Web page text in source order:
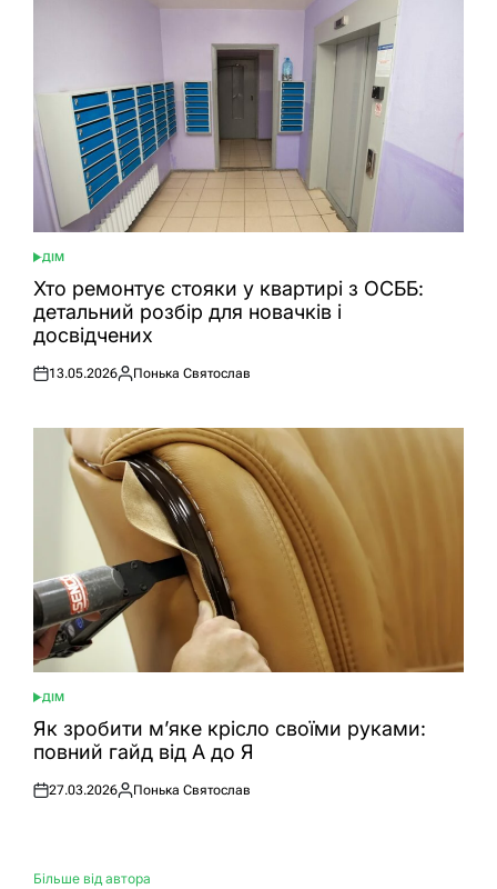
ОПУБЛІКУВАТИ
У
ДІМ
Хто ремонтує стояки у квартирі з ОСББ:
детальний розбір для новачків і
досвідчених
Оприлюднено
13.05.2026
Опубліковано
Понька Святослав
ОПУБЛІКУВАТИ
У
ДІМ
Як зробити м’яке крісло своїми руками:
повний гайд від А до Я
Оприлюднено
27.03.2026
Опубліковано
Понька Святослав
Більше від автора